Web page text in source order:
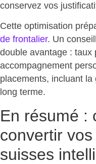
conservez vos
Cette optimisation
de frontalier. Un
double avantage : taux
accompagnement
placements, incluant la
long terme.
En résumé :
convertir
suisses